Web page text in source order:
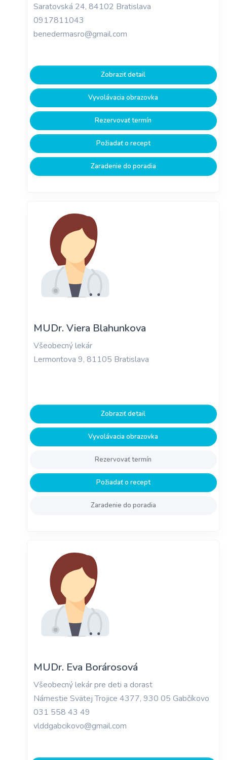
Saratovská 24, 84102 Bratislava
0917811043
benedermasro@gmail.com
Zobraziť detail
Vyvolávacia obrazovka
Rezervovať termín
Požiadať o recept
Zaradenie do poradia
MUDr. Viera Blahunkova
Všeobecný lekár
Lermontova 9, 81105 Bratislava
Zobraziť detail
Vyvolávacia obrazovka
Rezervovať termín
Požiadať o recept
Zaradenie do poradia
MUDr. Eva Borárosová
Všeobecný lekár pre deti a dorast
Námestie Svätej Trojice 4377, 930 05 Gabčíkovo
031 558 43 49
vlddgabcikovo@gmail.com